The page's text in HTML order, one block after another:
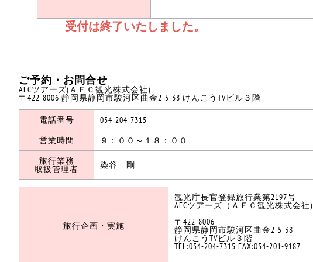
ご予約・お問合せ
AFCツアーズ(ＡＦＣ観光株式会社)
〒422-8006 静岡県静岡市駿河区曲金2-5-38 けんこうTVビル３階
電話番号 054-204-7315
営業時間
９：００～１８：００
旅行業務
取扱管理者 染谷 剛
旅行企画・実施
観光庁長官登録旅行業第2197号
AFCツアーズ（ＡＦＣ観光株式会社)
〒422-8006
静岡県静岡市駿河区曲金2-5-38
けんこうTVビル３階
TEL:054-204-7315 FAX:054-201-9187